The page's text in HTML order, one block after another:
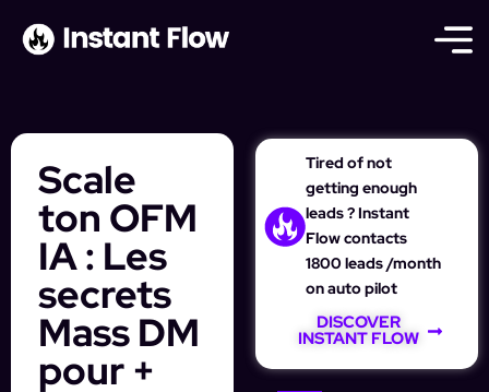
Scale
ton OFM
IA : Les
secrets
Mass DM
pour +
Tired of not
getting enough
leads ? Instant
Flow contacts
1800 leads /month
on auto pilot
DISCOVER
INSTANT FLOW